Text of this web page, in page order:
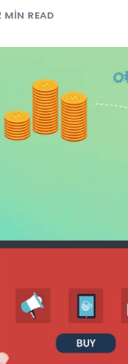
MIN READ